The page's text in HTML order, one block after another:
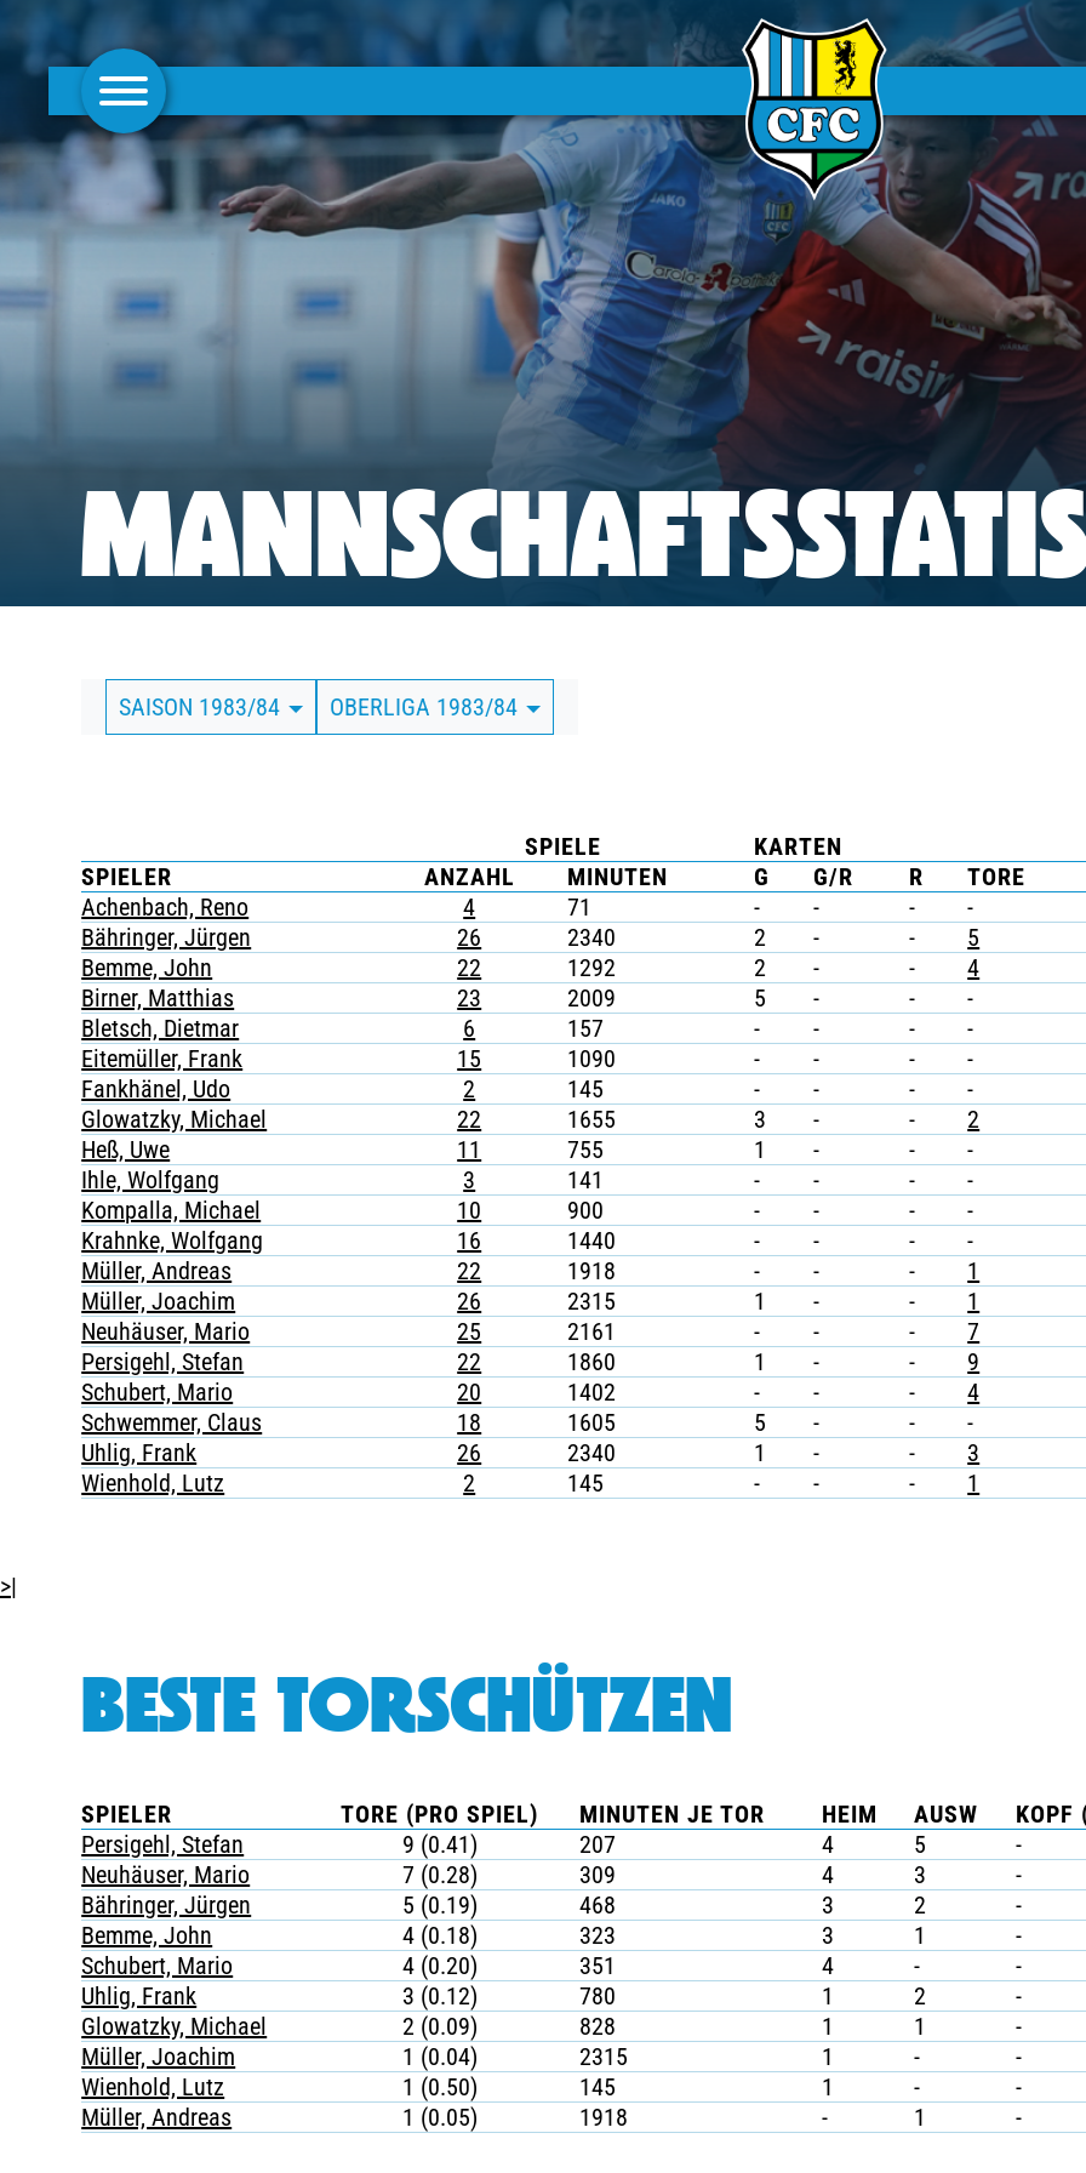
AKTUELLES
FRAUEN
CLUBMITGLIEDSCHAFT
BUSINESS
SÜDKURVE
TICKETING
SAISON 1983/84 OBERLIGA 1983/84
SPIELE
KARTEN
SPIELER
ANZAHL MINUTEN G G/R R
TORE
Achenbach, Reno
4 71 - - -
-
Bähringer, Jürgen
26 2340 2 - -
5
Bemme, John
22 1292 2 - -
4
Birner, Matthias
23 2009 5 - -
-
Bletsch, Dietmar
6 157 - - -
-
Eitemüller, Frank
15 1090 - - -
-
Fankhänel, Udo
2 145 - - -
-
Glowatzky, Michael
22 1655 3 - -
2
Heß, Uwe
11 755 1 - -
-
Ihle, Wolfgang
3 141 - - -
-
Kompalla, Michael
10 900 - - -
-
Krahnke, Wolfgang
16 1440 - - -
-
Müller, Andreas
22 1918 - - -
1
Müller, Joachim
26 2315 1 - -
1
Neuhäuser, Mario
25 2161 - - -
7
Persigehl, Stefan
22 1860 1 - -
9
Schubert, Mario
20 1402 - - -
4
Schwemmer, Claus
18 1605 5 - -
-
Uhlig, Frank
26 2340 1 - -
3
Wienhold, Lutz
2 145 - - - 1
>|
BESTE TORSCHÜTZEN
SPIELER TORE (PRO SPIEL) MINUTEN JE TOR HEIM AUSW
KOPF
Persigehl, Stefan
9 (0.41) 207 4 5
-
Neuhäuser, Mario
7 (0.28) 309 4 3
-
Bähringer, Jürgen
5 (0.19) 468 3 2
-
Bemme, John
4 (0.18) 323 3 1
-
Schubert, Mario
4 (0.20) 351 4 -
-
Uhlig, Frank
3 (0.12) 780 1 2
-
Glowatzky, Michael
2 (0.09) 828 1 1
-
Müller, Joachim
1 (0.04) 2315 1 -
-
Wienhold, Lutz
1 (0.50) 145 1 -
-
Müller, Andreas
1 (0.05) 1918 - 1 -